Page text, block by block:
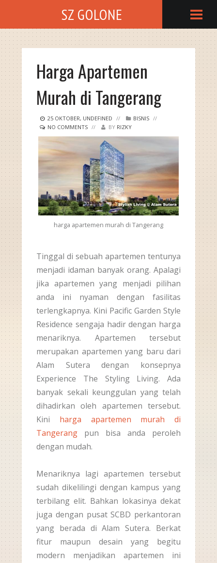
SZ GOLONE
Harga Apartemen
Murah di Tangerang
25 OKTOBER, UNDEFINED // BISNIS //
NO COMMENTS // BY RIZKY
harga apartemen murah di Tangerang
Tinggal di sebuah apartemen tentunya
menjadi idaman banyak orang. Apalagi
jika apartemen yang menjadi pilihan
anda ini nyaman dengan fasilitas
terlengkapnya. Kini Pacific Garden Style
Residence sengaja hadir dengan harga
menariknya. Apartemen tersebut
merupakan apartemen yang baru dari
Alam Sutera dengan konsepnya
Experience The Styling Living. Ada
banyak sekali keunggulan yang telah
dihadirkan oleh apartemen tersebut.
Kini harga apartemen murah di
Tangerang pun bisa anda peroleh
dengan mudah.
Menariknya lagi apartemen tersebut
sudah dikelilingi dengan kampus yang
terbilang elit. Bahkan lokasinya dekat
juga dengan pusat SCBD perkantoran
yang berada di Alam Sutera. Berkat
fitur maupun desain yang begitu
modern menjadikan apartemen ini